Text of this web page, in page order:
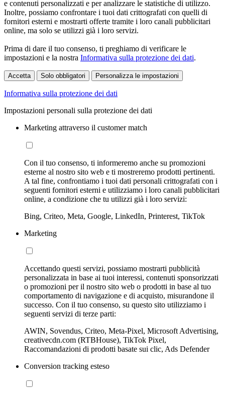
e contenuti personalizzati e per analizzare le statistiche di utilizzo.
Inoltre, possiamo confrontare i tuoi dati crittografati con quelli di
fornitori esterni e mostrarti offerte tramite i loro canali pubblicitari
online, ma solo se utilizzi già i loro servizi.
Prima di dare il tuo consenso, ti preghiamo di verificare le
impostazioni e la nostra Informativa sulla protezione dei dati.
Accetta Solo obbligatori Personalizza le impostazioni
Informativa sulla protezione dei dati
Impostazioni personali sulla protezione dei dati
Marketing attraverso il customer match
Con il tuo consenso, ti informeremo anche su promozioni
esterne al nostro sito web e ti mostreremo prodotti pertinenti.
A tal fine, confrontiamo i tuoi dati personali crittografati con i
seguenti fornitori esterni e utilizziamo i loro canali pubblicitari
online, a condizione che tu utilizzi già i loro servizi:
Bing, Criteo, Meta, Google, LinkedIn, Printerest, TikTok
Marketing
Accettando questi servizi, possiamo mostrarti pubblicità
personalizzata in base ai tuoi interessi, contenuti sponsorizzati
o promozioni per il nostro sito web o prodotti in base al tuo
comportamento di navigazione e di acquisto, misurandone il
successo. Con il tuo consenso, su questo sito utilizziamo i
seguenti servizi di terze parti:
AWIN, Sovendus, Criteo, Meta-Pixel, Microsoft Advertising,
creativecdn.com (RTBHouse), TikTok Pixel,
Raccomandazioni di prodotti basate sui clic, Ads Defender
Conversion tracking esteso